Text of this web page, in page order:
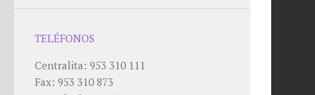
TELÉFONOS
Centralita: 953 310 111
Fax: 953 310 873